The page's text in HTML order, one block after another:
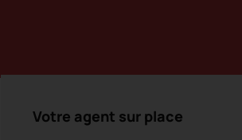
Votre agent sur place